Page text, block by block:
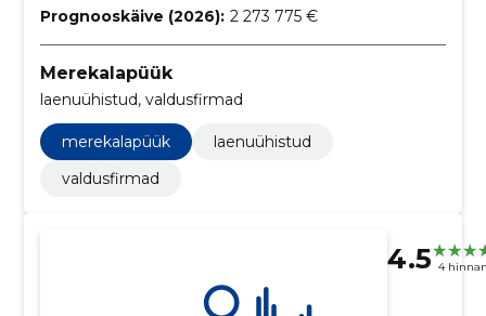
Prognooskäive (2026): 2 273 775 €
Merekalapüük
laenuühistud, valdusfirmad
merekalapüük
laenuühistud
valdusfirmad
4.5 4